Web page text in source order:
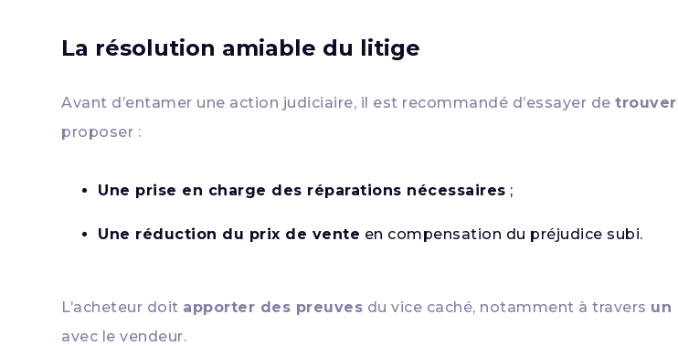
La résolution amiable du litige
Avant d’entamer une action judiciaire, il est recommandé d’essayer de
proposer :
Une prise en charge des réparations nécessaires ;
Une réduction du prix de vente en compensation du préjudice subi.
L’acheteur doit apporter des preuves du vice caché, notamment à travers un
avec le vendeur.